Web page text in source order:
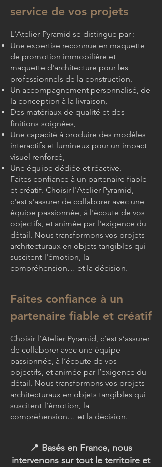
service de vos projets
L'Atelier Pyramid se distingue par :
Une expertise reconnue en maquette
de promotion immobilière et
maquette d'architecture pour les
professionnels de la construction.
Un accompagnement personnalisé, de
la conception à la livraison,
Des matériaux de qualité et des
finitions soignées,
Une capacité à produire des modèles
interactifs et lumineux pour un impact
visuel renforcé,
Une équipe dédiée et réactive.
Faites confiance à un partenaire fiable
et créatif. Choisir l'Atelier Pyramid,
c'est s'assurer de collaborer avec une
équipe passionnée, à l'écoute de vos
objectifs, et animée par l'exigence du
détail. Nous transformons vos projets
architecturaux en objets tangibles qui
suscitent l'émotion, la
compréhension… et la décision.
Faites confiance à un
partenaire fiable et créatif
Choisir l’Atelier Pyramid, c’est s’assurer
de collaborer avec une équipe
passionnée, à l’écoute de vos
objectifs, et animée par l’exigence du
détail. Nous transformons vos projets
architecturaux en objets tangibles qui
suscitent l’émotion, la
compréhension… et la décision.
📍 Basés en France, nous
intervenons sur tout le territoire et